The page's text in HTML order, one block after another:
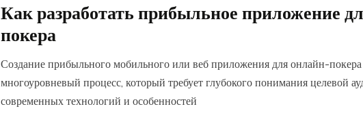
Как разработать прибыльное приложение
покера
Создание прибыльного мобильного или веб приложения для онлайн-
многоуровневый процесс, который требует глубокого понимания целевой
современных технологий и особенностей